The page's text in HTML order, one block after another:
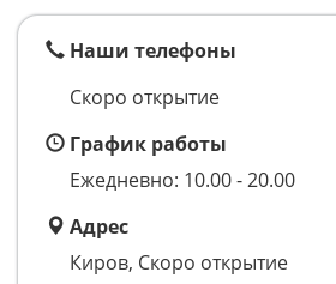
Наши телефоны
Скоро открытие
График работы
Ежедневно: 10.00 - 20.00
Адрес
Киров, Скоро открытие